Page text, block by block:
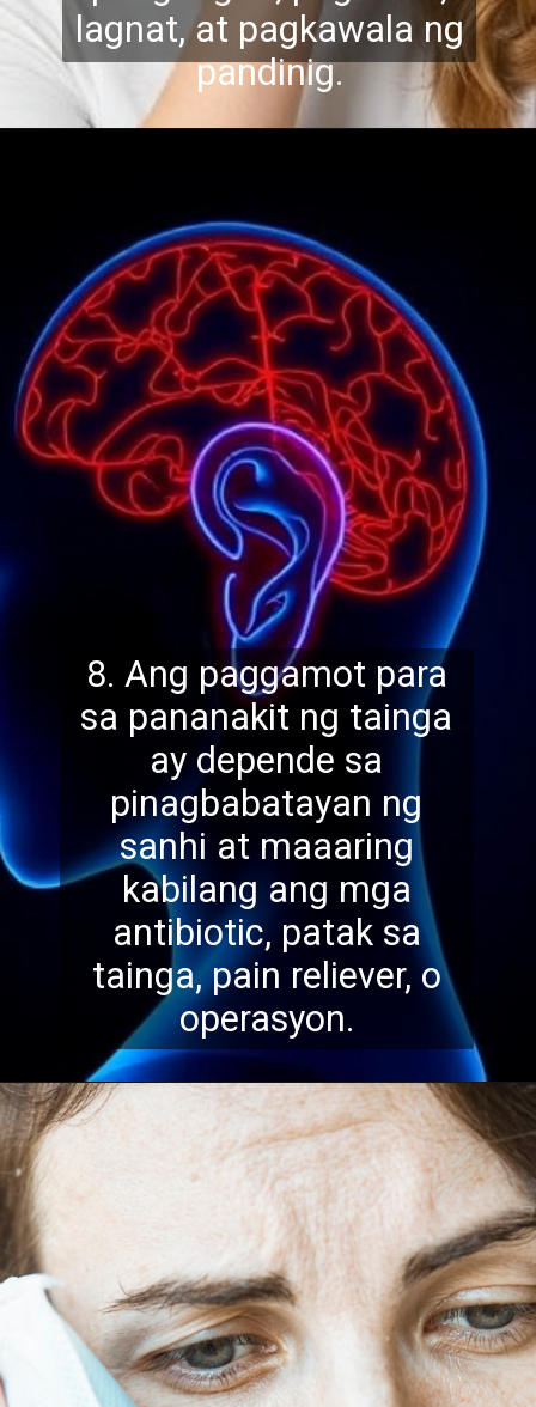
lagnat, at pagkawala ng
pandinig.
8. Ang paggamot para
sa pananakit ng tainga
ay depende sa
pinagbabatayan ng
sanhi at maaaring
kabilang ang mga
antibiotic, patak sa
tainga, pain reliever, o
operasyon.